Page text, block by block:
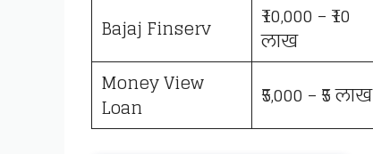
Bajaj Finserv
₹10,000 – ₹10
लाख
Money View
Loan
₹5,000 – ₹5 लाख